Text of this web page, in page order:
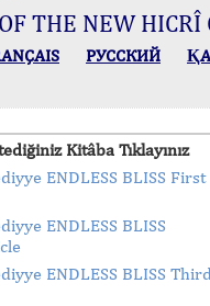
THE NEW
РУССКИЙ
Kitâba Tıklayınız
ENDLESS BLISS First
ENDLESS BLISS
ENDLESS BLISS